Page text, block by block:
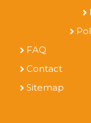
FAQ
Contact
Sitemap